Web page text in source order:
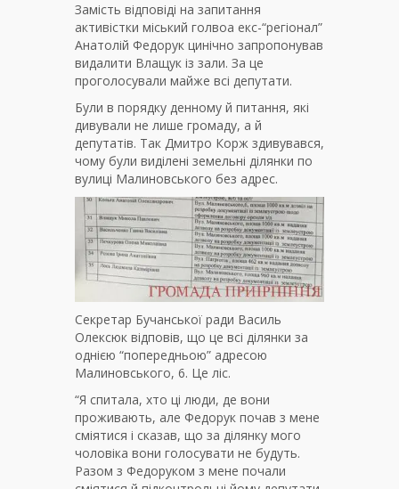
Замість відповіді на запитання
активістки міський голвоа екс-“регіонал”
Анатолій Федорук цинічно запропонував
видалити Влащук із зали. За це
проголосували майже всі депутати.
Були в порядку денному й питання, які
дивували не лише громаду, а й
депутатів. Так Дмитро Корж здивувався,
чому були виділені земельні ділянки по
вулиці Малиновського без адрес.
Секретар Бучанської ради Василь
Олексюк відповів, що це всі ділянки за
однією “попередньою” адресою
Малиновського, 6. Це ліс.
“Я спитала, хто ці люди, де вони
проживають, але Федорук почав з мене
сміятися і сказав, що за ділянку мого
чоловіка вони голосувати не будуть.
Разом з Федоруком з мене почали